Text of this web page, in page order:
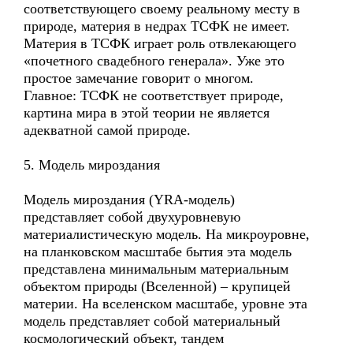
соответствующего своему реальному месту в
природе, материя в недрах ТСФК не имеет.
Материя в ТСФК играет роль отвлекающего
«почетного свадебного генерала». Уже это
простое замечание говорит о многом.
Главное: ТСФК не соответствует природе,
картина мира в этой теории не является
адекватной самой природе.
5. Модель мироздания
Модель мироздания (YRA-модель)
представляет собой двухуровневую
материалистическую модель. На микроуровне,
на планковском масштабе бытия эта модель
представлена минимальным материальным
объектом природы (Вселенной) – крупицей
материи. На вселенском масштабе, уровне эта
модель представляет собой материальный
космологический объект, тандем